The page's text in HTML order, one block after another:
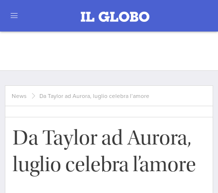
News Da Taylor ad Aurora, luglio celebra l’amore
Da Taylor ad Aurora,
luglio celebra l’amore